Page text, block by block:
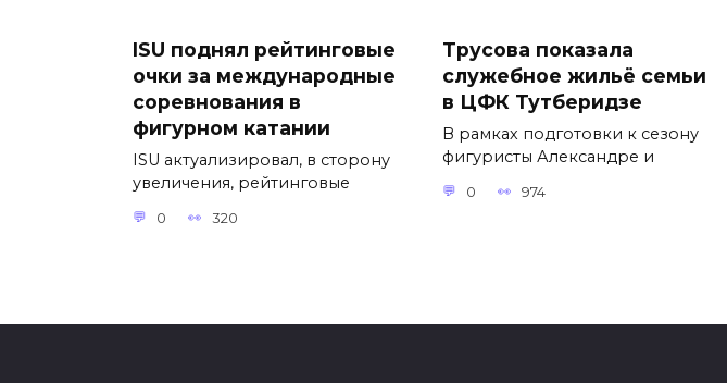
ISU поднял рейтинговые
очки за международные
соревнования в
фигурном катании
ISU актуализировал, в сторону
увеличения, рейтинговые
0 320
Трусова показала
служебное жильё семьи
в ЦФК Тутберидзе
В рамках подготовки к сезону
фигуристы Александре и
0 974